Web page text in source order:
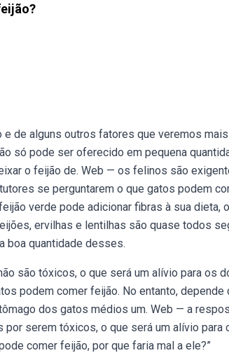
de alguns outros fatores que veremos
só pode ser oferecido em pequena
o feijão de. Web — os felinos são
se perguntarem o que gatos podem
verde pode adicionar fibras à sua dieta,
ervilhas e lentilhas são quase todos
boa quantidade desses.
são tóxicos, o que será um alívio para os
podem comer feijão. No entanto, depende
dos gatos médios um. Web — a
serem tóxicos, o que será um alívio para
comer feijão, por que faria mal a ele?”